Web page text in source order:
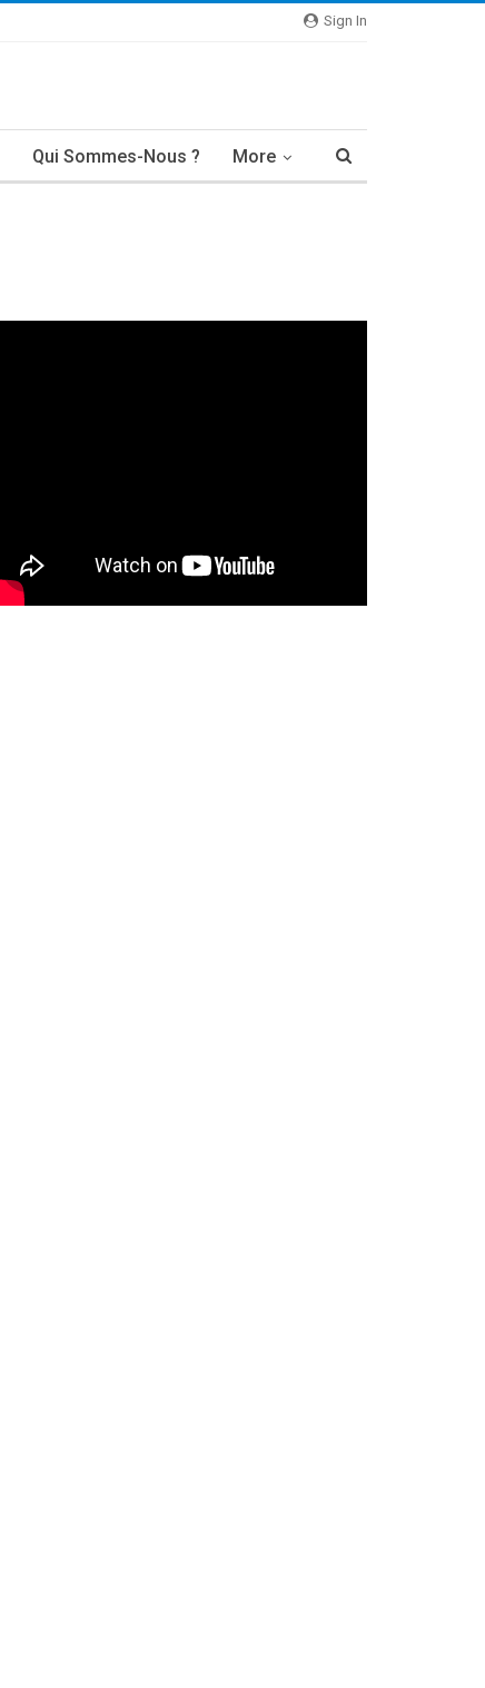
Sign In
Qui Sommes-Nous ? More